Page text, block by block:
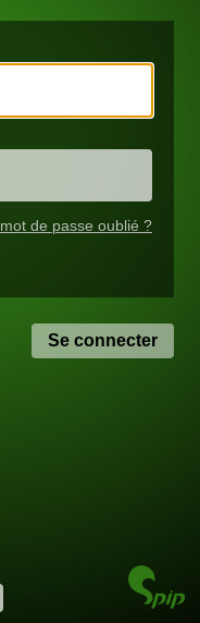
mot de passe oublié ?